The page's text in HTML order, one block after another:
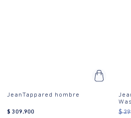
JeanTappared hombre
$ 309.900
$